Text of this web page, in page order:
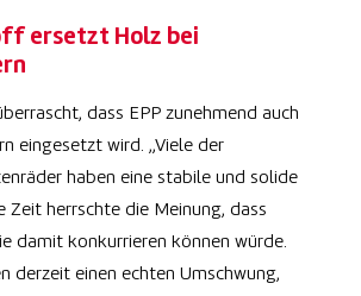
ersetzt Holz bei
dass EPP zunehmend auch
eingesetzt wird. „Viele der
haben eine stabile und solide
Zeit herrschte die Meinung, dass
damit konkurrieren können würde.
derzeit einen echten Umschwung,